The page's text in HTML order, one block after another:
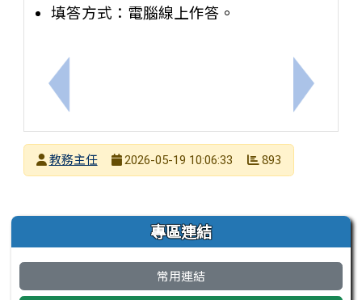
上一筆：轉知教育部國民教育中央輔導團科技領域
填答方式：電腦線上作答。
下一筆：
發布者
教務主任
2026-05-19 10:06:33 893
左邊區域內容 專區連結
常用連結